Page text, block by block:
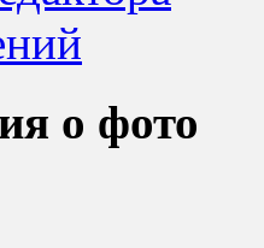
о фото